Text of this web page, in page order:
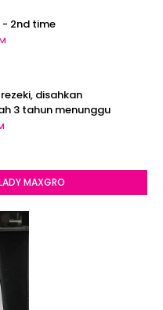
2nd time
disahkan
3 tahun menunggu
MAXGRO